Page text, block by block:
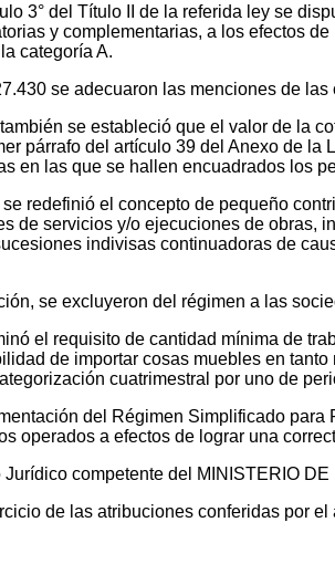
3° del Título II de la referida ley se
y complementarias, a los efectos
categoría A.
se adecuaron las menciones de
se estableció que el valor de la
párrafo del artículo 39 del Anexo de
en las que se hallen encuadrados los
redefinió el concepto de pequeño
de servicios y/o ejecuciones de obras,
indivisas continuadoras de
se excluyeron del régimen a las
el requisito de cantidad mínima de
de importar cosas muebles en
cuatrimestral por uno de
del Régimen Simplificado
operados a efectos de lograr una
competente del MINISTERIO
de las atribuciones conferidas por